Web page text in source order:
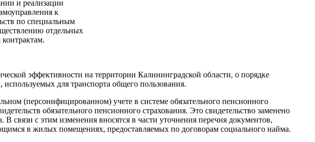
и реализации
к
по специальным
отдельных
эффективности на территории Калининградской области, о порядке
для транспорта общего пользования.
(персонифицированном) учете в системе обязательного пенсионного
обязательного пенсионного страхования. Это свидетельство заменено
с этим изменения вносятся в части уточнения перечня документов,
в жилых помещениях, предоставляемых по договорам социального найма.